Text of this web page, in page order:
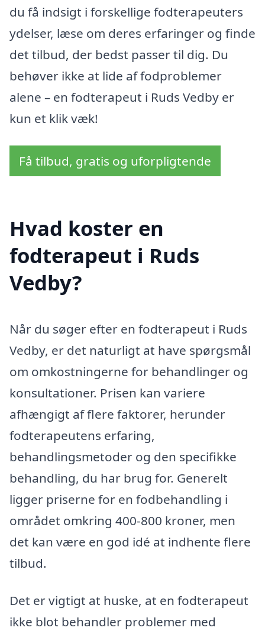
du få indsigt i forskellige fodterapeuters
ydelser, læse om deres erfaringer og finde
det tilbud, der bedst passer til dig. Du
behøver ikke at lide af fodproblemer
alene – en fodterapeut i Ruds Vedby er
kun et klik væk!
Få tilbud, gratis og uforpligtende
Hvad koster en
fodterapeut i Ruds
Vedby?
Når du søger efter en fodterapeut i Ruds
Vedby, er det naturligt at have spørgsmål
om omkostningerne for behandlinger og
konsultationer. Prisen kan variere
afhængigt af flere faktorer, herunder
fodterapeutens erfaring,
behandlingsmetoder og den specifikke
behandling, du har brug for. Generelt
ligger priserne for en fodbehandling i
området omkring 400-800 kroner, men
det kan være en god idé at indhente flere
tilbud.
Det er vigtigt at huske, at en fodterapeut
ikke blot behandler problemer med